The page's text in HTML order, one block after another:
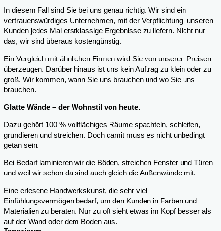
In diesem Fall sind Sie bei uns genau richtig. Wir sind ein
vertrauenswürdiges Unternehmen, mit der Verpflichtung, unseren
Kunden jedes Mal erstklassige Ergebnisse zu liefern. Nicht nur
das, wir sind überaus kostengünstig.
Ein Vergleich mit ähnlichen Firmen wird Sie von unseren Preisen
überzeugen. Darüber hinaus ist uns kein Auftrag zu klein oder zu
groß. Wir kommen, wann Sie uns brauchen und wo Sie uns
brauchen.
Glatte Wände – der Wohnstil von heute.
Dazu gehört 100 % vollflächiges Räume spachteln, schleifen,
grundieren und streichen. Doch damit muss es nicht unbedingt
getan sein.
Bei Bedarf laminieren wir die Böden, streichen Fenster und Türen
und weil wir schon da sind auch gleich die Außenwände mit.
Eine erlesene Handwerkskunst, die sehr viel
Einfühlungsvermögen bedarf, um den Kunden in Farben und
Materialien zu beraten. Nur zu oft sieht etwas im Kopf besser als
auf der Wand oder dem Boden aus.